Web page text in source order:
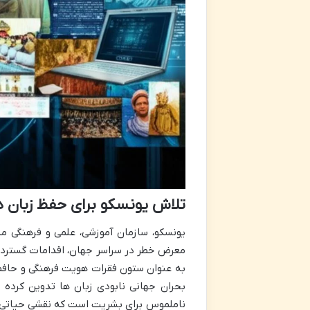
تلاش یونسکو برای حفظ زبان
یونسکو، سازمان آموزشی، علمی و
معرض خطر در سراسر جهان، اقدامات
به عنوان ستون فقرات هویت فرهنگی و
بحران جهانی نابودی زبان ها تدوین
ناملموس برای بشریت است که نقشی حیاتی